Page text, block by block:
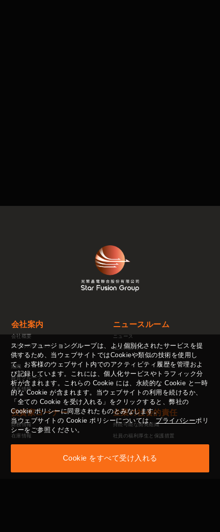
スターフュージョングループは、より個別化されたサービスを提
供するため、当ウェブサイトではCookieや類似の技術を使用し
て、お客様のウェブサイト内でのアクティビティ履歴を管理およ
び記録しています。これには、個人化サービスやトラフィック分
析が含まれます。これらの Cookie には、永続的な Cookie と一時
的な Cookie が含まれます。当ウェブサイトの利用を続けるか、
「全ての Cookie を受け入れる」をクリックすると、弊社の
Cookie ポリシーに同意されたものとみなします。
当ウェブサイトの Cookie ポリシーについては、 プライバシーポリ
シーをご参照ください。
Cookie をすべて受け入れる
会社案内
会社概要
私たちのビジョン・ミッション
沿革
組織
経営グループ
基本情報
ニュースルーム
ニュース
法人の説明
投資家コーナー
財務情報
在庫情報
主要な情報発表
投資家の連絡先ウィンドウ
企業の社会的責任
持続可能な開発組織
社員の福利厚生と保護措置
供給業者管理方針